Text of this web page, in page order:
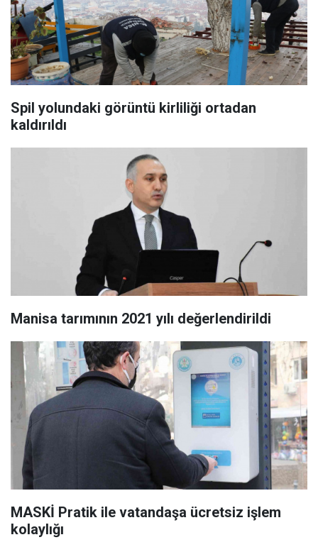
Spil yolundaki görüntü kirliliği ortadan
kaldırıldı
Manisa tarımının 2021 yılı değerlendirildi
MASKİ Pratik ile vatandaşa ücretsiz işlem
kolaylığı